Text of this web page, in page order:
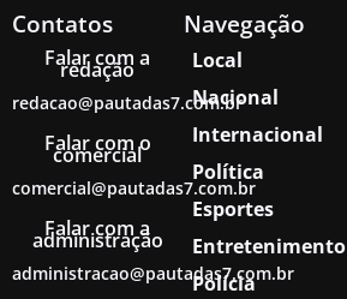
Contatos
Falar com a
redação
redacao@pautadas7.com.br
Falar com o
comercial
comercial@pautadas7.com.br
Falar com a
administração
administracao@pautadas7.com.br
Navegação
Local
Nacional
Internacional
Política
Esportes
Entretenimento
Polícia